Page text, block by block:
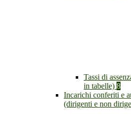
Tassi di
in tabelle) 8
Incarichi conferiti e
(dirigenti e non